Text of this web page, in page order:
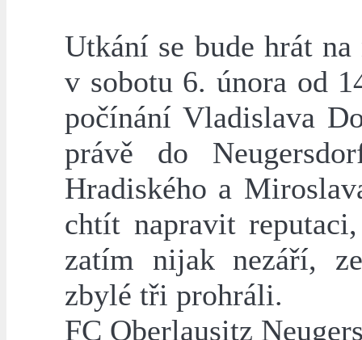
Utkání se bude hrát
v sobotu 6. února od
počínání Vladislava
právě do
Hradiského a
chtít napravit
zatím nijak nezáří,
zbylé tři prohráli.
FC Oberlausitz